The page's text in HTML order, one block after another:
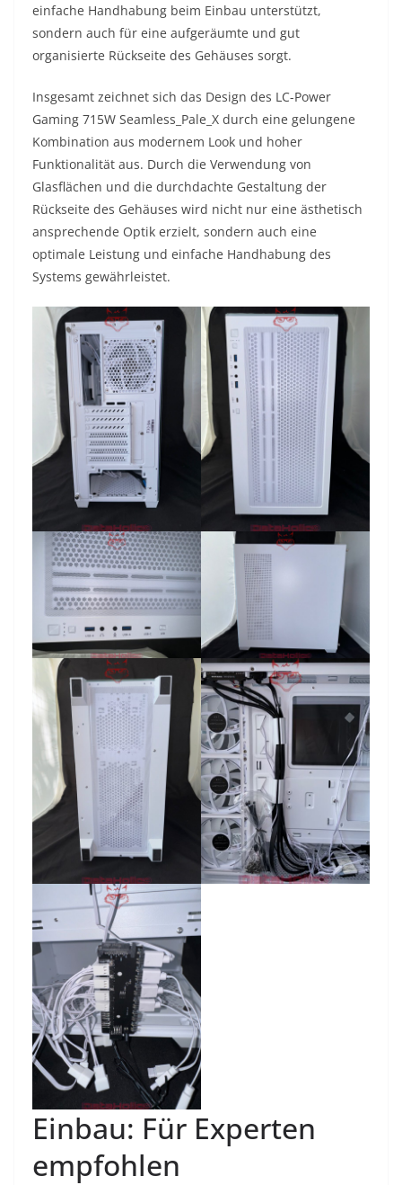
einfache Handhabung beim Einbau unterstützt,
sondern auch für eine aufgeräumte und gut
organisierte Rückseite des Gehäuses sorgt.
Insgesamt zeichnet sich das Design des LC-Power
Gaming 715W Seamless_Pale_X durch eine gelungene
Kombination aus modernem Look und hoher
Funktionalität aus. Durch die Verwendung von
Glasflächen und die durchdachte Gestaltung der
Rückseite des Gehäuses wird nicht nur eine ästhetisch
ansprechende Optik erzielt, sondern auch eine
optimale Leistung und einfache Handhabung des
Systems gewährleistet.
Einbau: Für Experten
empfohlen